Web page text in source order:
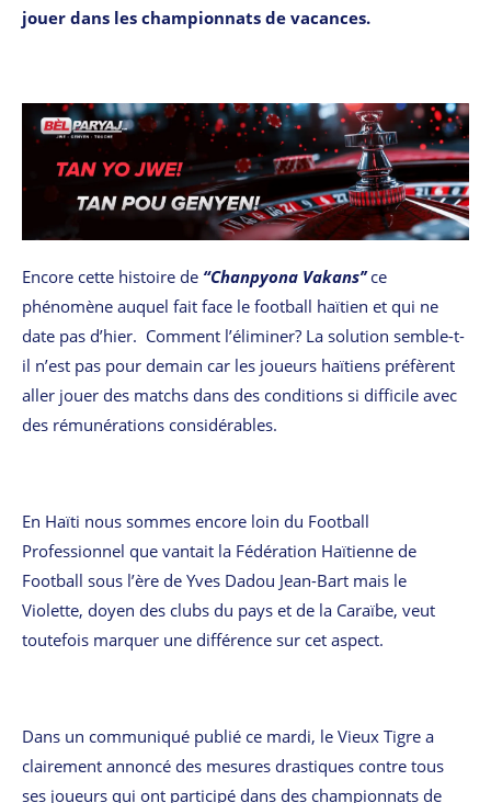
jouer dans les championnats de vacances.
Encore cette histoire de “Chanpyona Vakans’’ce
phénomène auquel fait face le football haïtien et qui ne
date pas d’hier. Comment l’éliminer? La solution semble-t-
il n’est pas pour demain car les joueurs haïtiens préfèrent
aller jouer des matchs dans des conditions si difficile avec
des rémunérations considérables.
En Haïti nous sommes encore loin du Football
Professionnel que vantait la Fédération Haïtienne de
Football sous l’ère de Yves Dadou Jean-Bart mais le
Violette, doyen des clubs du pays et de la Caraïbe, veut
toutefois marquer une différence sur cet aspect.
Dans un communiqué publié ce mardi, le Vieux Tigre a
clairement annoncé des mesures drastiques contre tous
ses joueurs qui ont participé dans des championnats de